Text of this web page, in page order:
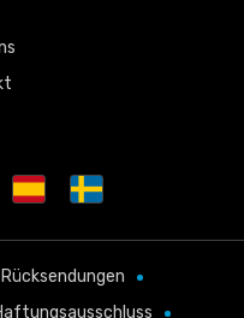
Rücksendungen